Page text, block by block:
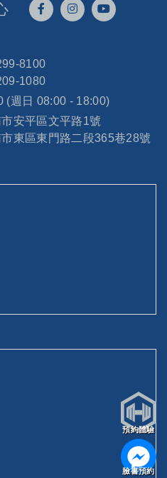
8100
1080
(週日 08:00 - 18:00)
安平區文平路1號
東區東門路二段365巷28號
預約體驗
臉書預約